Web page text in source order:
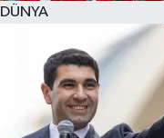
DÜNYA
KÜLTÜR SANAT
FRAGMANLAR